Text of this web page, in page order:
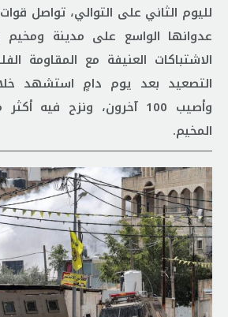
لليوم الثاني على التوالي، تواصل قوات
عدوانها الواسع على مدينة
الاشتباكات العنيفة مع المقاومة
المخيم.